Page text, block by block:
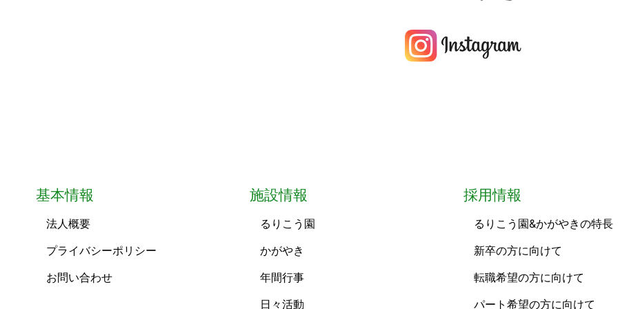
基本情報
法人概要
プライバシーポリシー
お問い合わせ
施設情報
るりこう園
かがやき
年間行事
日々活動
採用情報
るりこう園&かがやきの特長
新卒の方に向けて
転職希望の方に向けて
パート希望の方に向けて